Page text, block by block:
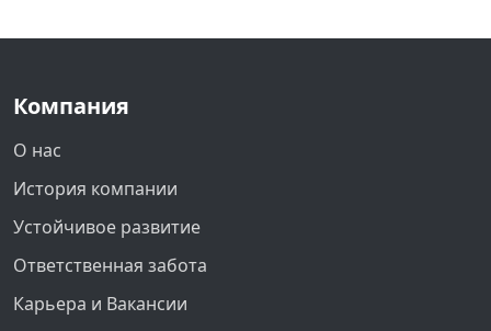
Компания
О нас
История компании
Устойчивое развитие
Ответственная забота
Карьера и Вакансии